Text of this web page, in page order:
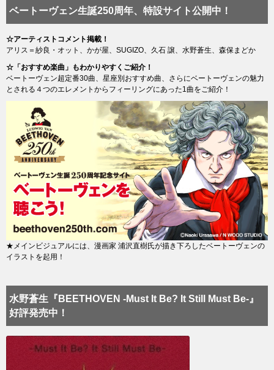
ベートーヴェン生誕250周年、特設サイト公開中！
☆アーティストコメント掲載！
アリス＝紗良・オット、かが屋、SUGIZO、久石 譲、水野蒼生、森保まどか
☆「おすすめ楽曲」もわかりやすくご紹介！
ベートーヴェン超定番30曲、星座別おすすめ曲、さらにベートーヴェンの魅力
とされる４つのエレメントからフィーリングにあった1曲をご紹介！
★メインビジュアルには、漫画家 浦沢直樹氏が描き下ろしたベートーヴェンの
イラストを起用！
水野蒼生『BEETHOVEN -Must It Be? It Still Must Be-』
好評発売中！